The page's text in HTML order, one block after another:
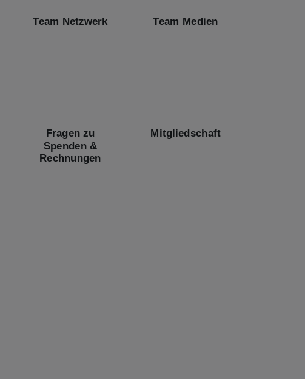
Team Netzwerk Team Medien
Fragen zu
Spenden &
Rechnungen
Mitgliedschaft